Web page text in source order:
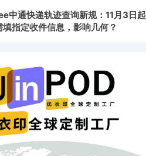
中通快递轨迹查询新规：11月3日起
填指定收件信息，影响几何？